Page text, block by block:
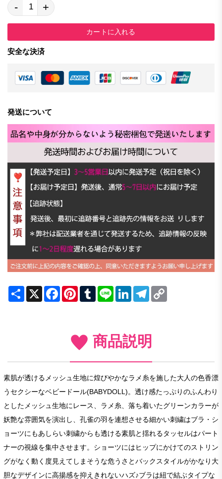
- +
カートに入れる
安全な決済
発送について
Share X FacebookPinterestTumblrLine LinkedInTelegram
商品説明
素肌が透けるメッシュ生地に煌びやかなラメ糸を施した大人の色香漂
うセクシーなベビードール(BABYDOLL)。透け感たっぷりのふんわり
としたメッシュ生地にレース、ラメ糸、落ち着いたグリーンカラーが
妖艶な雰囲気を演出し、孔雀の羽を連想させる細かい刺繍はブラ・シ
ョーツにもあしらい刺繍からも透ける素肌と揺れるタッセルはパート
ナーの視線を集中させます。ショーツにはヒップにかけてのストリン
グがなく動く度見えてしまそうな危うさとバックスタイルがかなり大
胆なデザインに高揚感を抑えきれないハズ♪ブラは紐で結ぶタイプな